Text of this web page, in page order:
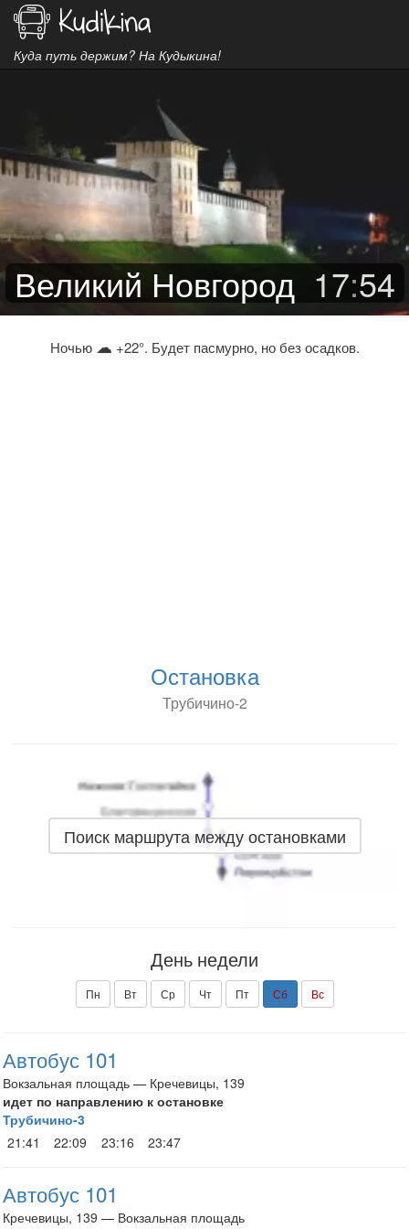
Куда путь держим? На Кудыкина!
Великий Новгород 17:54
Ночью ☁ +22°. Будет пасмурно, но без осадков.
Остановка
Трубичино-2
Поиск маршрута между остановками
День недели
Пн Вт Ср Чт Пт Сб Вс
Автобус 101
Вокзальная площадь — Кречевицы, 139
идет по направлению к остановке
Трубичино-3
21:41
22:09 23:16 23:47
Автобус 101
Кречевицы, 139 — Вокзальная площадь